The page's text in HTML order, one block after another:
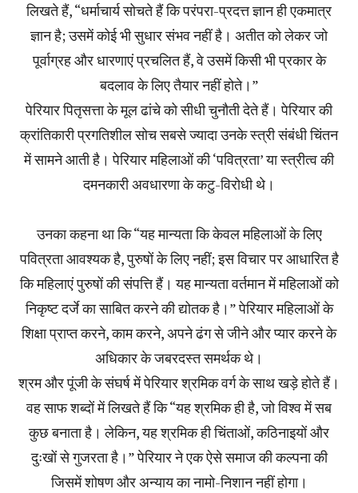
लिखते हैं, “धर्माचार्य सोचते हैं कि परंपरा-प्रदत्त ज्ञान ही एकमात्र
ज्ञान है; उसमें कोई भी सुधार संभव नहीं है। अतीत को लेकर जो
पूर्वाग्रह और धारणाएं प्रचलित हैं, वे उसमें किसी भी प्रकार के
बदलाव के लिए तैयार नहीं होते।”
पेरियार पितृसत्ता के मूल ढांचे को सीधी चुनौती देते हैं। पेरियार की
क्रांतिकारी प्रगतिशील सोच सबसे ज्यादा उनके स्त्री संबंधी चिंतन
में सामने आती है। पेरियार महिलाओं की ‘पवित्रता’ या स्त्रीत्व की
दमनकारी अवधारणा के कटु-विरोधी थे।
उनका कहना था कि “यह मान्यता कि केवल महिलाओं के लिए
पवित्रता आवश्यक है, पुरुषों के लिए नहीं; इस विचार पर आधारित है
कि महिलाएं पुरुषों की संपत्ति हैं। यह मान्यता वर्तमान में महिलाओं को
निकृष्ट दर्जे का साबित करने की द्योतक है।” पेरियार महिलाओं के
शिक्षा प्राप्त करने, काम करने, अपने ढंग से जीने और प्यार करने के
अधिकार के जबरदस्त समर्थक थे।
श्रम और पूंजी के संघर्ष में पेरियार श्रमिक वर्ग के साथ खड़े होते हैं।
वह साफ शब्दों में लिखते हैं कि “यह श्रमिक ही है, जो विश्व में सब
कुछ बनाता है। लेकिन, यह श्रमिक ही चिंताओं, कठिनाइयों और
दुःखों से गुजरता है।” पेरियार ने एक ऐसे समाज की कल्पना की
जिसमें शोषण और अन्याय का नामो-निशान नहीं होगा।